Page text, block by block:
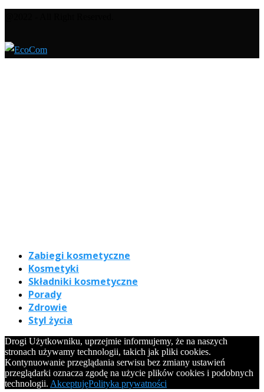
Zabiegi kosmetyczne
Kosmetyki
Składniki kosmetyczne
Porady
Zdrowie
Styl życia
Drogi Użytkowniku, uprzejmie informujemy, że na naszych
stronach używamy technologii, takich jak pliki cookies.
Kontynuowanie przeglądania serwisu bez zmiany ustawień
przeglądarki oznacza zgodę na użycie plików cookies i podobnych
technologii. AkceptujęPolityka prywatności